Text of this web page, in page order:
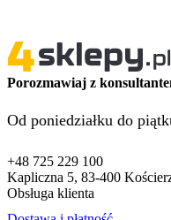
Porozmawiaj z
Od poniedziałku do
+48 725 229 100
Kapliczna 5, 83-400
Obsługa klienta